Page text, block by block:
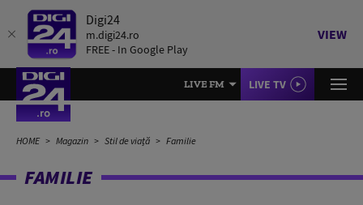
Digi24
m.digi24.ro
FREE - In Google Play
VIEW
LIVE FM LIVE TV
HOME Magazin Stil de viață Familie
FAMILIE